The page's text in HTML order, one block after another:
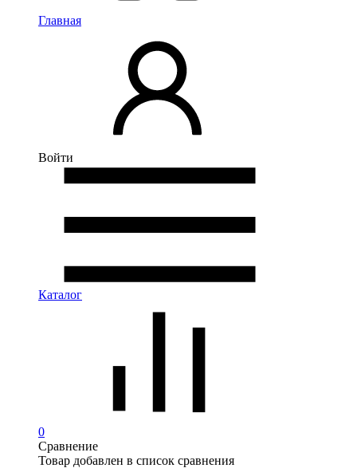
Главная
Войти
Каталог
0
Сравнение
Товар добавлен в список сравнения